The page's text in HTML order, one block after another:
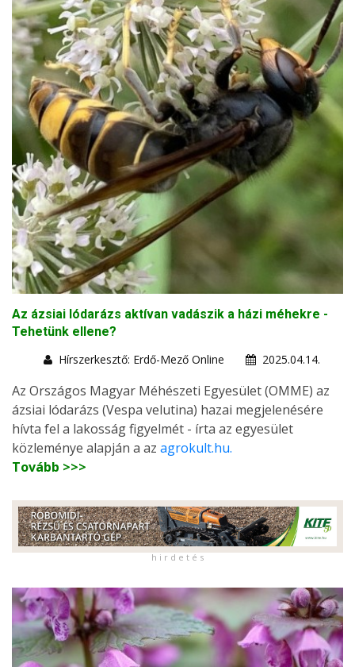
Az ázsiai lódarázs aktívan vadászik a házi méhekre -
Tehetünk ellene?
Hírszerkesztő: Erdő-Mező Online
2025.04.14.
Az Országos Magyar Méhészeti Egyesület (OMME) az
ázsiai lódarázs (Vespa velutina) hazai megjelenésére
hívta fel a lakosság figyelmét - írta az egyesület
közleménye alapján a az agrokult.hu.
Tovább >>>
h i r d e t é s